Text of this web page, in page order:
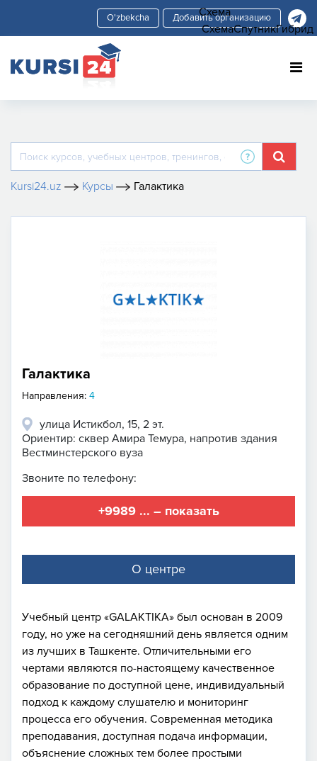
Добавить организацию
Kursi24.uz Курсы Галактика
Галактика
Направления: 4
улица Истикбол, 15, 2 эт.
Ориентир: сквер Амира Темура, напротив здания
Вестминстерского вуза
Звоните по телефону:
+9989 ... – показать
О центре
Учебный центр «GALAKTIKA» был основан в 2009
году, но уже на сегодняшний день является одним
из лучших в Ташкенте. Отличительными его
чертами являются по-настоящему качественное
образование по доступной цене, индивидуальный
подход к каждому слушателю и мониторинг
процесса его обучения. Современная методика
преподавания, доступная подача информации,
объяснение сложных тем более простыми
Схема
СхемаСпутникГибрид